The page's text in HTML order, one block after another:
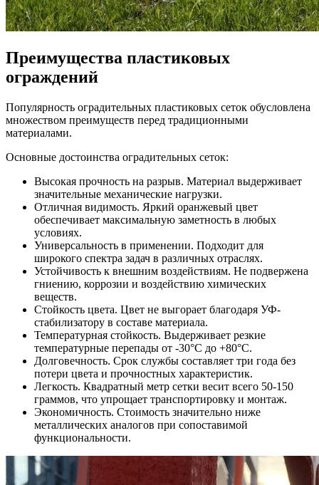
Преимущества пластиковых
ограждений
Популярность оградительных пластиковых сеток обусловлена
множеством преимуществ перед традиционными
материалами.
Основные достоинства оградительных сеток:
Высокая прочность на разрыв. Материал выдерживает
значительные механические нагрузки.
Отличная видимость. Яркий оранжевый цвет
обеспечивает максимальную заметность в любых
условиях.
Универсальность в применении. Подходит для
широкого спектра задач в различных отраслях.
Устойчивость к внешним воздействиям. Не подвержена
гниению, коррозии и воздействию химических
веществ.
Стойкость цвета. Цвет не выгорает благодаря УФ-
стабилизатору в составе материала.
Температурная стойкость. Выдерживает резкие
температурные перепады от -30°C до +80°C.
Долговечность. Срок службы составляет три года без
потери цвета и прочностных характеристик.
Легкость. Квадратный метр сетки весит всего 50-150
граммов, что упрощает транспортировку и монтаж.
Экономичность. Стоимость значительно ниже
металлических аналогов при сопоставимой
функциональности.